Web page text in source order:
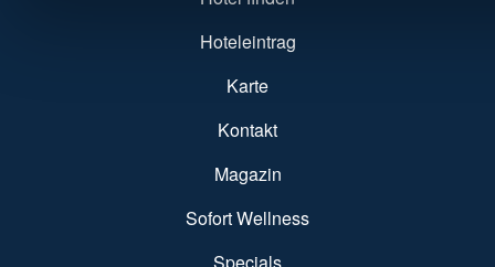
Hoteleintrag
Karte
Kontakt
Magazin
Sofort Wellness
Specials